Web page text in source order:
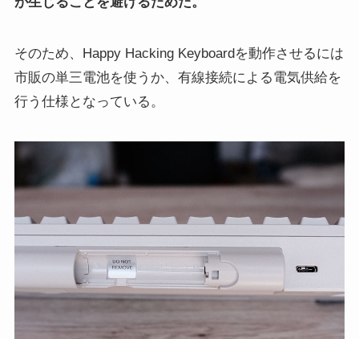
そのため、Happy Hacking Keyboardを動作させるには
市販の単三電池を使うか、有線接続による電気供給を
行う仕様となっている。